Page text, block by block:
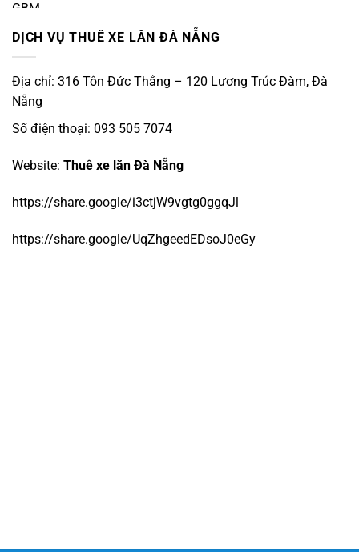
DỊCH VỤ THUÊ XE LĂN ĐÀ NẴNG
Địa chỉ: 316 Tôn Đức Thắng – 120 Lương Trúc Đàm, Đà
Nẵng
Số điện thoại: 093 505 7074
Website: Thuê xe lăn Đà Nẵng
https://share.google/i3ctjW9vgtg0ggqJl
https://share.google/UqZhgeedEDsoJ0eGy